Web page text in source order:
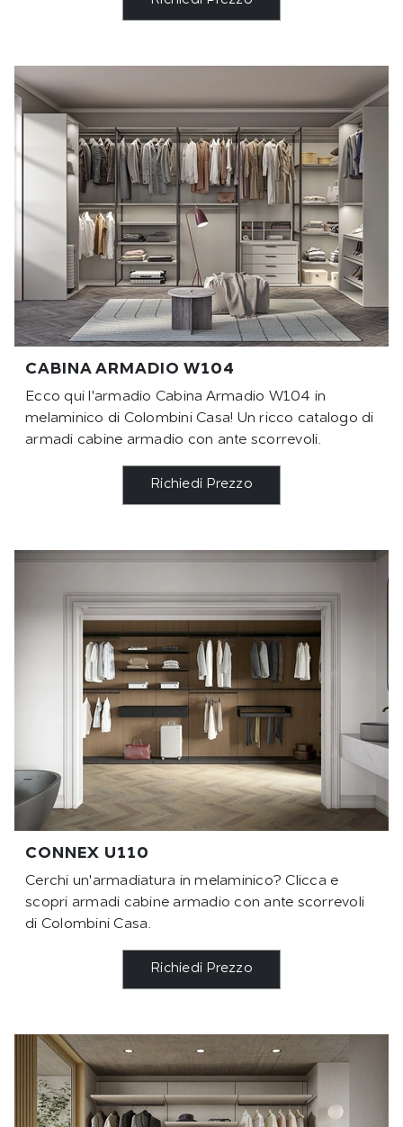
CABINA ARMADIO W104
Ecco qui l'armadio Cabina Armadio W104 in
melaminico di Colombini Casa! Un ricco catalogo di
armadi cabine armadio con ante scorrevoli.
Richiedi Prezzo
CONNEX U110
Cerchi un'armadiatura in melaminico? Clicca e
scopri armadi cabine armadio con ante scorrevoli
di Colombini Casa.
Richiedi Prezzo